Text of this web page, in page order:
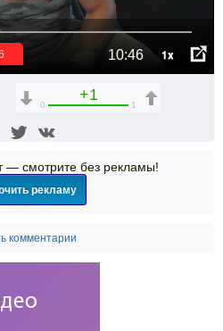
10:46 1x
+1
0 1
— смотрите без рекламы!
рекламу
комментарии